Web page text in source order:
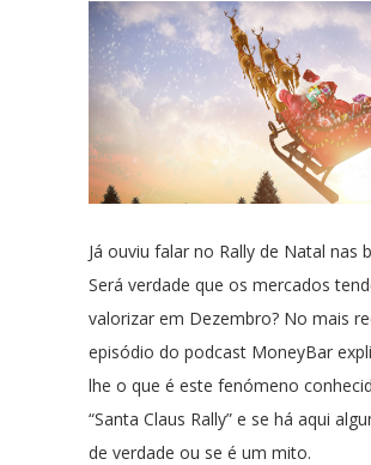
Já ouviu falar no Rally de Natal nas
Será verdade que os mercados
valorizar em Dezembro? No mais
episódio do podcast MoneyBar
lhe o que é este fenómeno
“Santa Claus Rally” e se há aqui
de verdade ou se é um mito.